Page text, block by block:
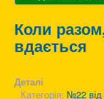
Коли
вдається
Деталі
Категорія: №22 від